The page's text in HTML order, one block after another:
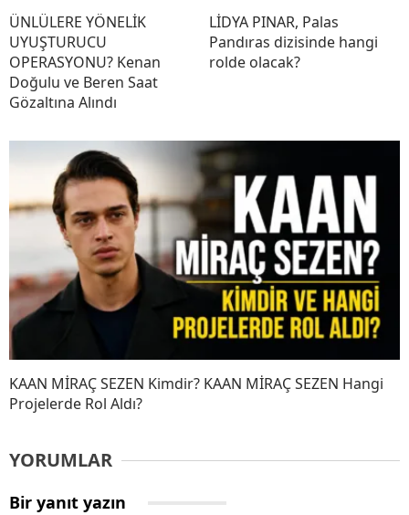
ÜNLÜLERE YÖNELİK
UYUŞTURUCU
OPERASYONU? Kenan
Doğulu ve Beren Saat
Gözaltına Alındı
LİDYA PINAR, Palas
Pandıras dizisinde hangi
rolde olacak?
KAAN MİRAÇ SEZEN Kimdir? KAAN MİRAÇ SEZEN Hangi
Projelerde Rol Aldı?
YORUMLAR
Bir yanıt yazın